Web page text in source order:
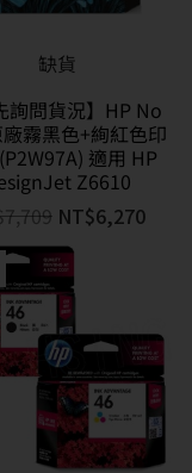
缺貨
詢問貨況】HP No
霧黑色+絢紅色印
適用 HP
Z6610
7,709 NT$6,270